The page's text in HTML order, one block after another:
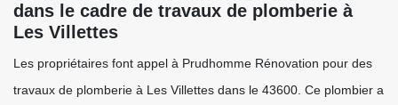
dans le cadre de travaux de plomberie à
Les Villettes
Les propriétaires font appel à Prudhomme Rénovation pour des
travaux de plomberie à Les Villettes dans le 43600. Ce plombier a